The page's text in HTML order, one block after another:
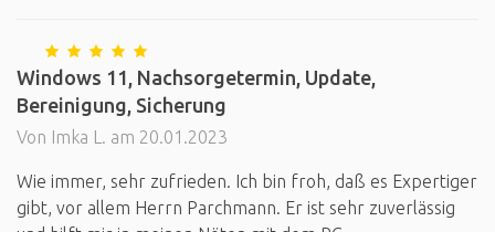
Windows 11, Nachsorgetermin, Update,
Bereinigung, Sicherung
Von Imka L. am 20.01.2023
Wie immer, sehr zufrieden. Ich bin froh, daß es Expertiger
gibt, vor allem Herrn Parchmann. Er ist sehr zuverlässig